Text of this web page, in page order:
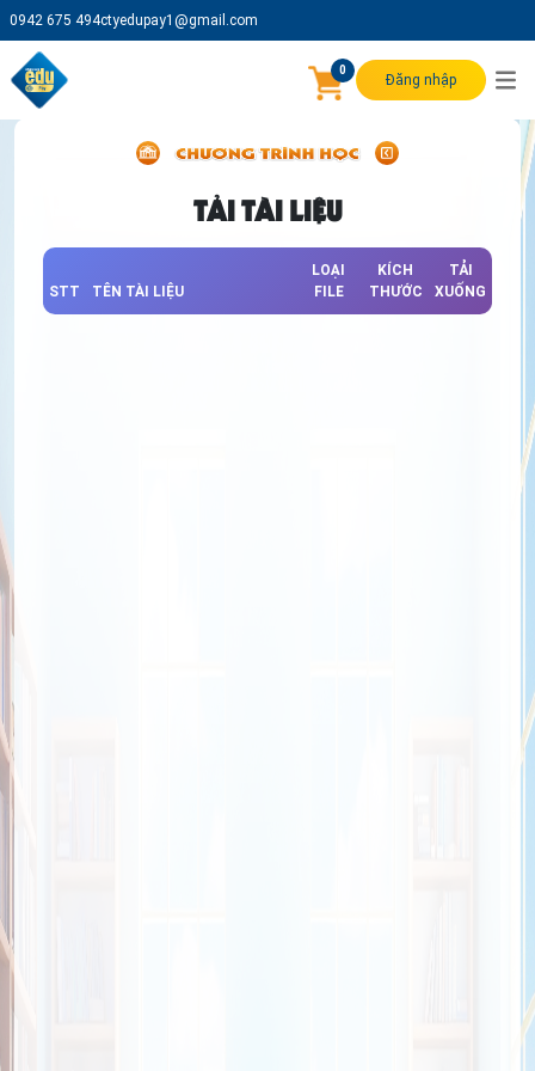
0942 675 494ctyedupay1@gmail.com
0
Đăng nhập
TẢI TÀI LIỆU
STT TÊN TÀI LIỆU
LOẠI
FILE
KÍCH
THƯỚC
TẢI
XUỐNG